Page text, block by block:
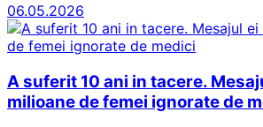
06.05.2026
A suferit 10 ani in tacere.
milioane de femei ignorate de